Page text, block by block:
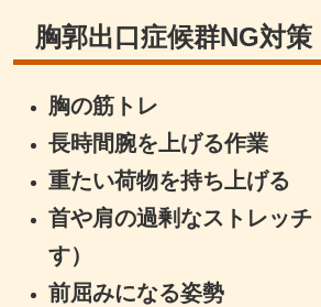
胸郭出口症候群NG対策
胸の筋トレ
長時間腕を上げる作業
重たい荷物を持ち上げる
首や肩の過剰なストレッチ
す）
前屈みになる姿勢